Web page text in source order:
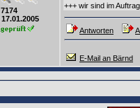
7174
17.01.2005
+++ wir sind im
Antworten
E-Mail an Bärnd